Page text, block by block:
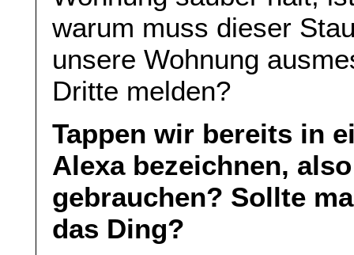
warum muss dieser
unsere Wohnung
Dritte melden?
Tappen wir bereits in
Alexa bezeichnen,
gebrauchen? Sollte
das Ding?